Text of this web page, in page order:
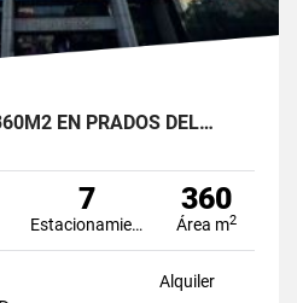
EN PRADOS DEL…
7
Estacionamiento
360
Área m2
Alquiler